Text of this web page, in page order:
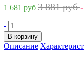
1 681 руб 3 881 руб
-
В корзину
Описание